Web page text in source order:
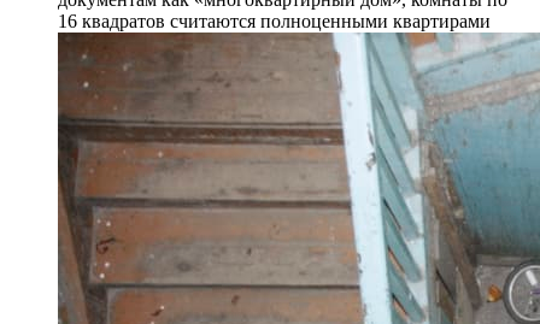
16 квадратов считаются полноценными квартирами